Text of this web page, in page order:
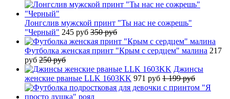
Лонгслив мужской принт "Ты нас не сожрешь"
"Черный" 245 руб 350 руб
Футболка женская принт "Крым с сердцем" малина 217
руб 250 руб
Джинсы
женские рваные LLK 1603KK 971 руб 1 199 руб